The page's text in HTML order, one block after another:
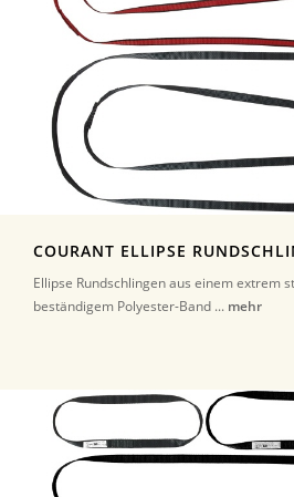
COURANT ELLIPSE
Ellipse Rundschlingen aus einem extrem
beständigem Polyester-Band ... mehr